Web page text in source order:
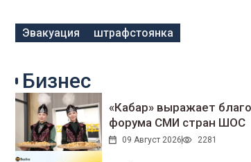
Эвакуация штрафстоянка
Бизнес
«Кабар» выражает
форума СМИ стран ШОС
09 Август 2026 2281